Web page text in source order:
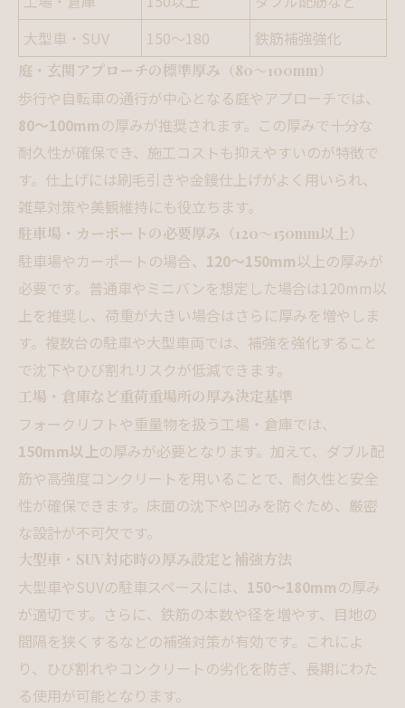
大型車・SUV
150～180 鉄筋補強強化
庭・玄関アプローチの標準厚み（80～100mm）
歩行や自転車の通行が中心となる庭やアプローチでは、
80～100mmの厚みが推奨されます。この厚みで十分な
耐久性が確保でき、施工コストも抑えやすいのが特徴で
す。仕上げには刷毛引きや金鏝仕上げがよく用いられ、
雑草対策や美観維持にも役立ちます。
駐車場・カーポートの必要厚み（120～150mm以上）
駐車場やカーポートの場合、 120～150mm以上の厚みが
必要です。普通車やミニバンを想定した場合は120mm以
上を推奨し、荷重が大きい場合はさらに厚みを増やしま
す。複数台の駐車や大型車両では、補強を強化すること
で沈下やひび割れリスクが低減できます。
工場・倉庫など重荷重場所の厚み決定基準
フォークリフトや重量物を扱う工場・倉庫では、
150mm以上の厚みが必要となります。加えて、ダブル配
筋や高強度コンクリートを用いることで、耐久性と安全
性が確保できます。床面の沈下や凹みを防ぐため、厳密
な設計が不可欠です。
大型車・SUV対応時の厚み設定と補強方法
大型車やSUVの駐車スペースには、 150～180mmの厚み
が適切です。さらに、鉄筋の本数や径を増やす、目地の
間隔を狭くするなどの補強対策が有効です。これによ
り、ひび割れやコンクリートの劣化を防ぎ、長期にわた
る使用が可能となります。